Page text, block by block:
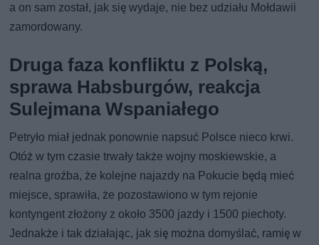
a on sam został, jak się wydaje, nie bez udziału Mołdawii
zamordowany.
Druga faza konfliktu z Polską,
sprawa Habsburgów, reakcja
Sulejmana Wspaniałego
Petryło miał jednak ponownie napsuć Polsce nieco krwi.
Otóż w tym czasie trwały także wojny moskiewskie, a
realna groźba, że kolejne najazdy na Pokucie będą mieć
miejsce, sprawiła, że pozostawiono w tym rejonie
kontyngent złożony z około 3500 jazdy i 1500 piechoty.
Jednakże i tak działając, jak się można domyślać, ramię w